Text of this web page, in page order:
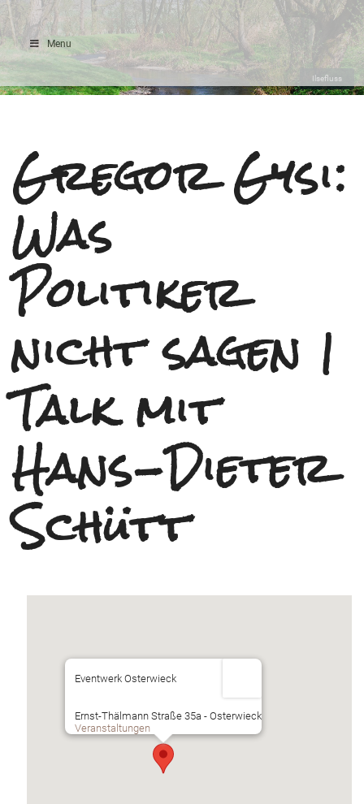
Menu
Ilsefluss
Gregor Gysi:
Was
Politiker
nicht sagen |
Talk mit
Hans-Dieter
Schütt
Eventwerk Osterwieck
Ernst-Thälmann Straße 35a - Osterwieck
Veranstaltungen